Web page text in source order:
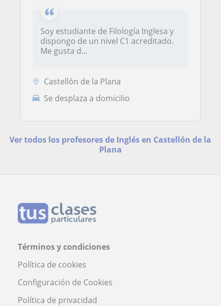
Soy estudiante de Filología Inglesa y
dispongo de un nivel C1 acreditado.
Me gusta d...
Castellón de la Plana
Se desplaza a domicilio
Ver todos los profesores de Inglés en Castellón de la
Plana
Términos y condiciones
Política de cookies
Configuración de Cookies
Política de privacidad